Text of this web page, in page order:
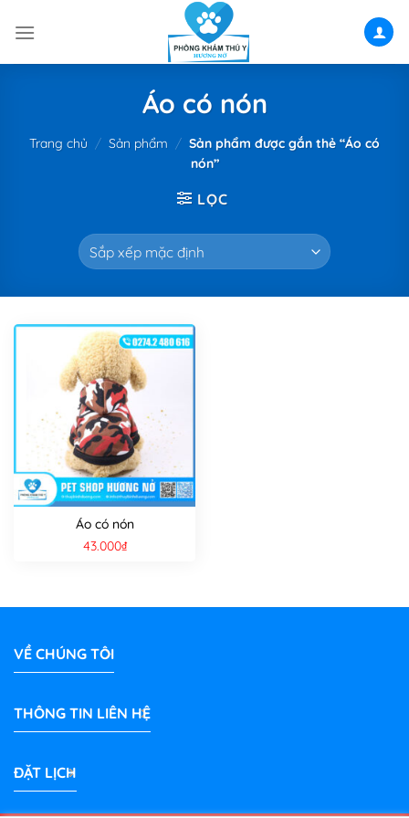
Áo có nón
Trang chủ / Sản phẩm / Sản phẩm được gắn thẻ “Áo có
nón”
LỌC
Áo có nón
43.000₫
VỀ CHÚNG TÔI
THÔNG TIN LIÊN HỆ
ĐẶT LỊCH